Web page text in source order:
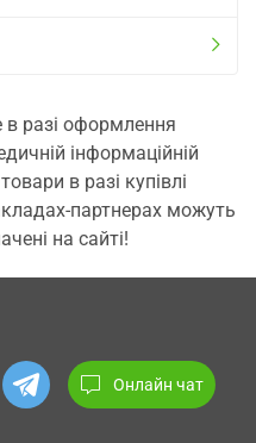
в разі оформлення
інформаційній
в разі купівлі
партнерах можуть
на сайті!
Онлайн чат